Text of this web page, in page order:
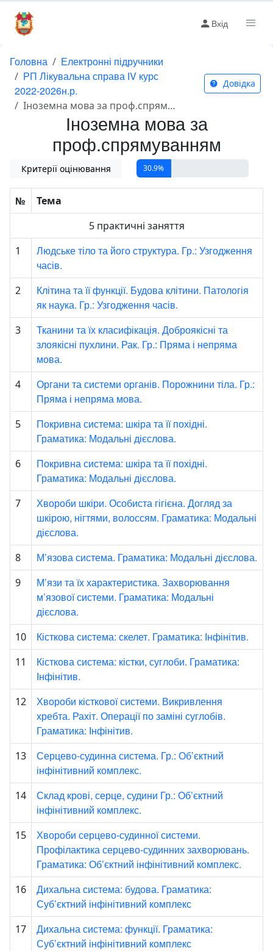
Вхід
Головна
Електронні підручники
РП Лікувальна справа ІV курс
2022-2026н.р.
Іноземна мова за проф.спрямуванням
Довідка
Іноземна мова за
проф.спрямуванням
Критерії оцінювання 30.9%
№
Тема
5 практичні заняття
1
Людське тіло та його структура. Гр.: Узгодження
часів.
2
Клітина та її функції. Будова клітини. Патологія
як наука. Гр.: Узгодження часів.
3
Тканини та їх класифікація. Доброякісні та
злоякісні пухлини. Рак. Гр.: Пряма і непряма
мова.
4
Органи та системи органів. Порожнини тіла. Гр.:
Пряма і непряма мова.
5
Покривна система: шкіра та її похідні.
Граматика: Модальні дієслова.
6
Покривна система: шкіра та її похідні.
Граматика: Модальні дієслова.
7
Хвороби шкіри. Особиста гігієна. Догляд за
шкірою, нігтями, волоссям. Граматика: Модальні
дієслова.
8 М’язова система. Граматика: Модальні дієслова.
9
М’язи та їх характеристика. Захворювання
м’язової системи. Граматика: Модальні
дієслова.
10 Кісткова система: скелет. Граматика: Інфінітив.
11
Кісткова система: кістки, суглоби. Граматика:
Інфінітив.
12
Хвороби кісткової системи. Викривлення
хребта. Рахіт. Операції по заміні суглобів.
Граматика: Інфінітив.
13
Серцево-судинна система. Гр.: Об’єктний
інфінітивний комплекс.
14
Склад крові, серце, судини Гр.: Об’єктний
інфінітивний комплекс.
15
Хвороби серцево-судинної системи.
Профілактика серцево-судинних захворювань.
Граматика: Об’єктний інфінітивний комплекс.
16
Дихальна система: будова. Граматика:
Суб’єктний інфінітивний комплекс
17
Дихальна система: функції. Граматика:
Суб’єктний інфінітивний комплекс